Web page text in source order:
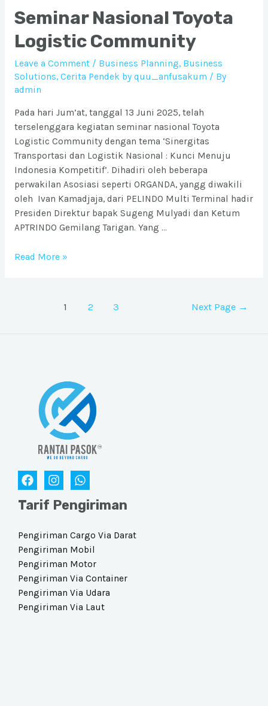
Seminar Nasional Toyota
Logistic Community
Leave a Comment / Business Planning, Business
Solutions, Cerita Pendek by quu_anfusakum / By
admin
Pada hari Jum’at, tanggal 13 Juni 2025, telah
terselenggara kegiatan seminar nasional Toyota
Logistic Community dengan tema ‘Sinergitas
Transportasi dan Logistik Nasional : Kunci Menuju
Indonesia Kompetitif’. Dihadiri oleh beberapa
perwakilan Asosiasi seperti ORGANDA, yangg diwakili
oleh Ivan Kamadjaja, dari PELINDO Multi Terminal hadir
Presiden Direktur bapak Sugeng Mulyadi dan Ketum
APTRINDO Gemilang Tarigan. Yang …
Seminar
Read More »
1 2 3 Next Page →
Tarif Pengiriman
Pengiriman Cargo Via Darat​
Pengiriman Mobil
Pengiriman Motor
Pengiriman Via Container
Pengiriman Via Udara​
Pengiriman Via Laut